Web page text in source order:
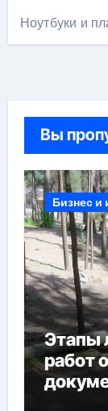
Ноутбуки и
Вы
Бизнес и
Этапы
работ